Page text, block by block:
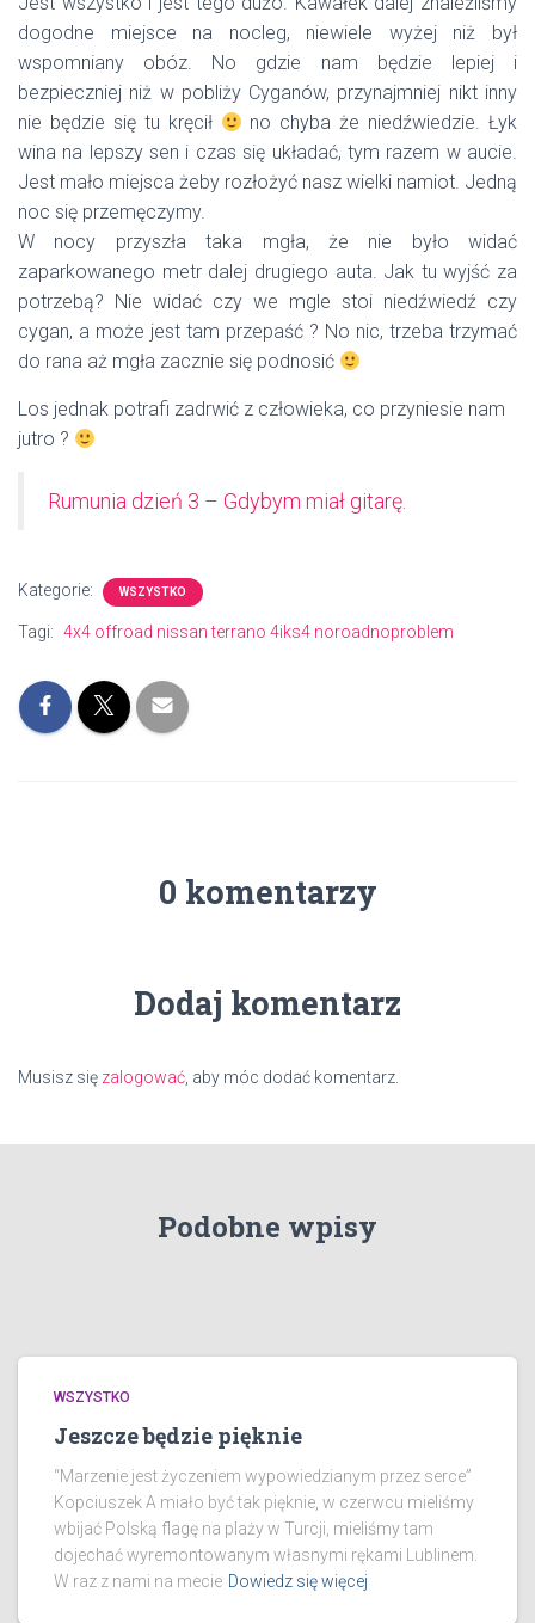
dogodne miejsce na nocleg, niewiele wyżej niż był
wspomniany obóz. No gdzie nam będzie lepiej i
bezpieczniej niż w pobliży Cyganów, przynajmniej nikt inny
nie będzie się tu kręcił
no chyba że niedźwiedzie. Łyk
wina na lepszy sen i czas się układać, tym razem w aucie.
Jest mało miejsca żeby rozłożyć nasz wielki namiot. Jedną
noc się przemęczymy.
W nocy przyszła taka mgła, że nie było widać
zaparkowanego metr dalej drugiego auta. Jak tu wyjść za
potrzebą? Nie widać czy we mgle stoi niedźwiedź czy
cygan, a może jest tam przepaść ? No nic, trzeba trzymać
do rana aż mgła zacznie się podnosić
Los jednak potrafi zadrwić z człowieka, co przyniesie nam
jutro ?
Rumunia dzień 3 – Gdybym miał gitarę.
Kategorie: WSZYSTKO
Tagi: 4x4 offroad nissan terrano 4iks4 noroadnoproblem
0 komentarzy
Dodaj komentarz
Musisz się zalogować , aby móc dodać komentarz.
Podobne wpisy
WSZYSTKO
Jeszcze będzie pięknie
“Marzenie jest życzeniem wypowiedzianym przez serce”
Kopciuszek A miało być tak pięknie, w czerwcu mieliśmy
wbijać Polską flagę na plaży w Turcji, mieliśmy tam
dojechać wyremontowanym własnymi rękami Lublinem.
W raz z nami na mecie Dowiedz się więcej